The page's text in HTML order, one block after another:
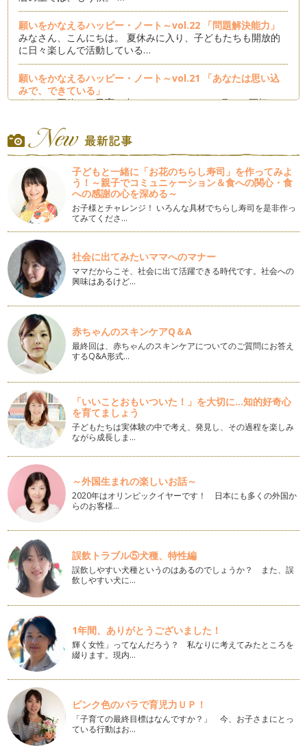
願いをかなえるハッピー・ノート～vol.22 「問題解決能力」
みなさん、こんにちは。 夏休みに入り、子どもたちも開放的
に日々楽しんで活動している…
願いをかなえるハッピー・ノート～vol.21 「あなたは思い込
みで、できている」
もうすぐ夏休み。子育て中のママにとって、７月は一区切りで
願いをかなえるハッピー・ノート～vol.20 「自分の感覚を大
切にする」
みなさん、こんにちは。 ハッピー・ノートのコラムも残すと
ころ、あと4回となりました…
願いをかなえるハッピー・ノート～vol.19 「○○がないからで
きない？・後編」
梅雨入りし、なんだかじめっとした気候がしばらく続きます
が、みなさまいかがお過ごしでしょうか…
願いをかなえるハッピー・ノート～vol.18 「○○がないからで
きない？・前編」
あっというまにもう6月・・・！ 今年に入って、もう半分が経
過しようとしています。月…
願いをかなえるハッピー・ノート～vol.17 「長い目で物事を
みる・後編」
爽やかな5月のお天気に、なんだか心まで晴れ渡ってくるよ
う。 遠足や運動会、社会見学…
願いをかなえるハッピー・ノート～ｖｏｌ．16 「長い目で物
事をみる。」
晴れわたった空。気持ちよさそうに泳いでいる鯉のぼりがなん
とも季節を感じさせます。 …
願いをかなえるハッピー・ノート～vol.15 「どうなるんだろ
う？ではなく、どうしたいのか？で考える」
新年度がスタートし、うちの息子も小学校４年生になりまし
た。きっと４月はみなさんにとっても、…
願いをかなえるハッピー・ノート～vol.1４『言葉の習慣づ
け その２』
先日、桜の花が咲いているのをみて、あーとうとう春が来たな
ぁって、しみじみ... 桜…
願いをかなえるハッピー・ノート～vol.13『言葉の習慣づけ
願いをかなえるハッピー・ノートも、とうとう折り返し地点に
やってまいりました。今回は、毎日を…
願いをかなえるハッピー・ノート～vol.12
みなさん、こんにちは。１２回目のハッピー・ノートは、「心
の選択」についてお話したいと思いま…
願いをかなえるハッピー・ノート～vol.11
みなさん、こんにちは。願いをかなえるハッピー・ノートも
11回目となりました☆ さて…
子どもと一緒に「お花のちらし寿司」を作ってみよ
う！～親子でコミュニヶーション＆食への関心・食
への感謝の心を深める～
お子様とチャレンジ！ いろんな具材でちらし寿司を是非作っ
てみてくださ…
社会に出てみたいママへのマナー
ママだからこそ、社会に出て活躍できる時代です。社会への
興味はあるけど…
赤ちゃんのスキンケアQ＆A
最終回は、赤ちゃんのスキンケアについてのご質問にお答え
するQ&A形式…
「いいことおもいついた！」を大切に...知的好奇心
を育てましょう
子どもたちは実体験の中で考え、発見し、その過程を楽しみ
ながら成長しま…
～外国生まれの楽しいお話～
2020年はオリンピックイヤーです！ 日本にも多くの外国か
らのお客様…
誤飲トラブル⑤犬種、特性編
誤飲しやすい犬種というのはあるのでしょうか？ また、誤
飲しやすい犬に…
1年間、ありがとうございました！
輝く女性」ってなんだろう？ 私なりに考えてみたところを
綴ります。現内…
ピンク色のバラで育児力ＵＰ！
「子育ての最終目標はなんですか？」 今、お子さまにとっ
ている行動はお…